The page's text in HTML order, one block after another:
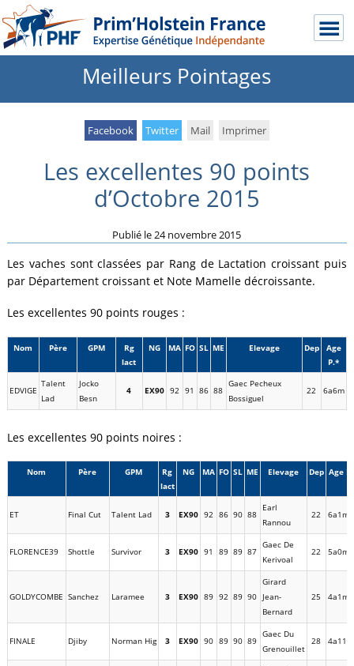
Meilleurs Pointages
Facebook Twitter Mail Imprimer
Les excellentes 90 points
d’Octobre 2015
Publié le24 novembre 2015
Les vaches sont classées par Rang de Lactation croissant puis
par Département croissant et Note Mamelle décroissante.
Les excellentes 90 points rouges :
Nom Père GPM
Rg
lact
NG MA FO SL ME Elevage Dep
Age
P.*
EDVIGE
Talent
Lad
Jocko
Besn
4 EX90 92 91 86 88
Gaec Pecheux
Bossiguel
22 6a6m
Les excellentes 90 points noires :
Nom Père GPM
Rg
lact
NG MA FO SL ME Elevage Dep Age
ET Final Cut Talent Lad 3 EX90 92 86 90 88
Earl
Rannou
22 6a1m
FLORENCE39 Shottle Survivor 3 EX90 91 89 89 87
Gaec De
Kerivoal
22 5a0m
GOLDYCOMBE Sanchez Laramee 3 EX90 89 92 89 90
Girard
Jean-
Bernard
25 4a1m
FINALE Djiby Norman Hig 3 EX90 90 89 90 89
Gaec Du
Grenouillet
28 4a11m